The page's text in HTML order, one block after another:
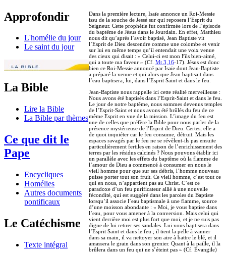
Approfondir
L'homélie du jour
Le saint du jour
La Bible
Lire la Bible
La Bible par thèmes
Ce que dit le
Pape
Encycliques
Homélies
Autres documents
pontificaux
Le Catéchisme
Texte intégral
Dans la première lecture, Isaïe annonce un Roi-Messie
issu de la souche de Jessé sur qui reposera l’Esprit du
Seigneur. Cette prophétie fut confirmée lors de l’épisode
du baptême de Jésus dans le Jourdain. En effet, Matthieu
nous dit qu’après l’avoir baptisé, Jean Baptiste vit
l’Esprit de Dieu descendre comme une colombe et venir
sur lui en même temps qu’il entendait une voix venue
des cieux qui disait : « Celui-ci est mon Fils bien-aimé,
qui a toute ma faveur » (Cf. Mt 3,16-17). Jésus est donc
bien ce Roi-Messie annoncé par Isaïe dont Jean-Baptiste
a préparé la venue et qui alors que Jean baptisait dans
l’eau baptisera, lui, dans l’Esprit Saint et dans le feu.
Jean-Baptiste nous rappelle ici cette réalité merveilleuse :
Nous avons été baptisés dans l’Esprit-Saint et dans le feu.
Le jour de notre baptême, nous sommes devenus temples
de l’Esprit-Saint et nous avons été brûlés du feu de ce
même Esprit en vue de la mission. L’image du feu est
une de celles que préfère la Bible pour nous parler de la
présence mystérieuse de l’Esprit de Dieu. Certes, elle a
de quoi inquiéter car le feu consume, détruit. Mais les
espaces ravagés par le feu ne se révèlent-ils pas ensuite
particulièrement fertiles en raison de l’enrichissement des
terres par les résidus calcinés ? Nous pouvons établir ici
un parallèle avec les effets du baptême où la flamme de
l’amour de Dieu a commencé à consumer en nous le
vieil homme pour que sur ses débris, l’homme nouveau
puisse porter tout son fruit. Ce vieil homme, c’est tout ce
qui en nous, n’appartient pas au Christ. C’est ce
paradoxe d’un feu purificateur allié à une nouvelle
fécondité, qui est suggéré dans les paroles du Baptiste
lorsqu’il associe l’eau baptismale à une flamme, source
d’une moisson abondante : « Moi, je vous baptise dans
l’eau, pour vous amener à la conversion. Mais celui qui
vient derrière moi est plus fort que moi, et je ne suis pas
digne de lui retirer ses sandales. Lui vous baptisera dans
l’Esprit Saint et dans le feu ; il tient la pelle à vanner
dans sa main, il va nettoyer son aire à battre le blé, et il
amassera le grain dans son grenier. Quant à la paille, il la
brûlera dans un feu qui ne s’éteint pas » (Cf. Evangile)